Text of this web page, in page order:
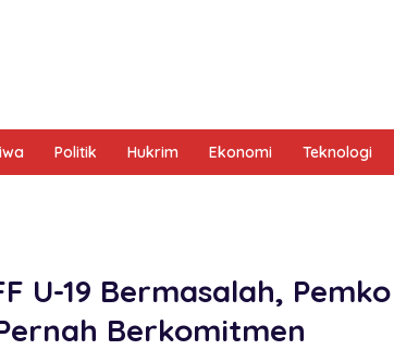
Politik Hukrim Ekonomi Teknologi
U-19 Bermasalah, Pemko
Berkomitmen